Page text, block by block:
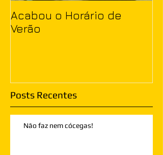
Acabou o Horário de
Verão
Posts Recentes
Não faz nem cócegas!